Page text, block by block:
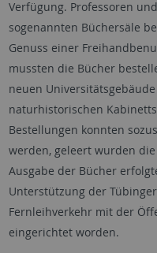
Verfügung. Professoren
sogenannten Büchersäle
Genuss einer
mussten die Bücher
neuen
naturhistorischen
Bestellungen konnten
werden, geleert wurden
Ausgabe der Bücher
Unterstützung der
Fernleihverkehr mit der
eingerichtet worden.